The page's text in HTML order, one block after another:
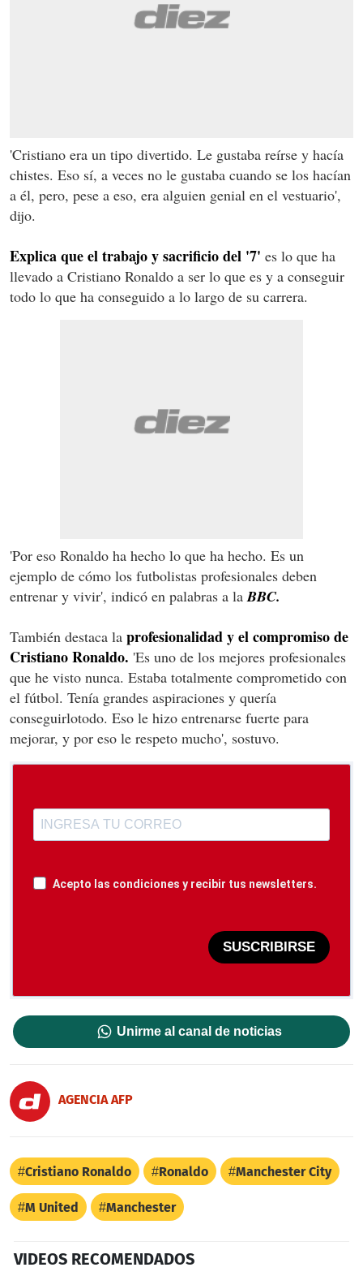
'Cristiano era un tipo divertido. Le gustaba reírse y hacía
chistes. Eso sí, a veces no le gustaba cuando se los hacían
a él, pero, pese a eso, era alguien genial en el vestuario',
dijo.
Explica que el trabajo y sacrificio del '7' es lo que ha
llevado a Cristiano Ronaldo a ser lo que es y a conseguir
todo lo que ha conseguido a lo largo de su carrera.
'Por eso Ronaldo ha hecho lo que ha hecho. Es un
ejemplo de cómo los futbolistas profesionales deben
entrenar y vivir', indicó en palabras a la BBC.
También destaca la profesionalidad y el compromiso de
Cristiano Ronaldo. 'Es uno de los mejores profesionales
que he visto nunca. Estaba totalmente comprometido con
el fútbol. Tenía grandes aspiraciones y quería
conseguirlotodo. Eso le hizo entrenarse fuerte para
mejorar, y por eso le respeto mucho', sostuvo.
Acepto las condiciones y recibir tus newsletters.
SUSCRIBIRSE
Unirme al canal de noticias
AGENCIA AFP
Cristiano Ronaldo Ronaldo Manchester City
M United Manchester
VIDEOS RECOMENDADOS